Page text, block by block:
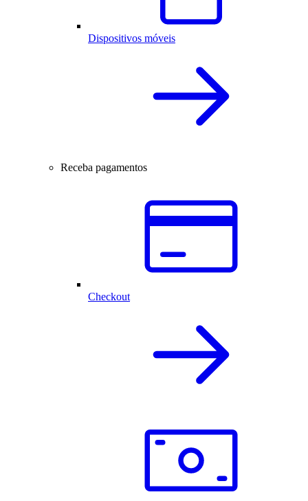
Dispositivos móveis
Receba pagamentos
Checkout